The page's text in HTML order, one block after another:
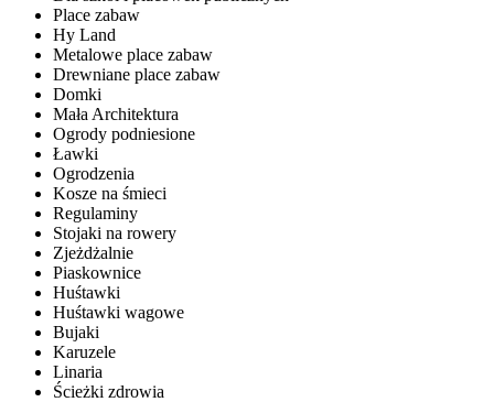
Place zabaw
Hy Land
Metalowe place zabaw
Drewniane place zabaw
Domki
Mała Architektura
Ogrody podniesione
Ławki
Ogrodzenia
Kosze na śmieci
Regulaminy
Stojaki na rowery
Zjeżdżalnie
Piaskownice
Huśtawki
Huśtawki wagowe
Bujaki
Karuzele
Linaria
Ścieżki zdrowia